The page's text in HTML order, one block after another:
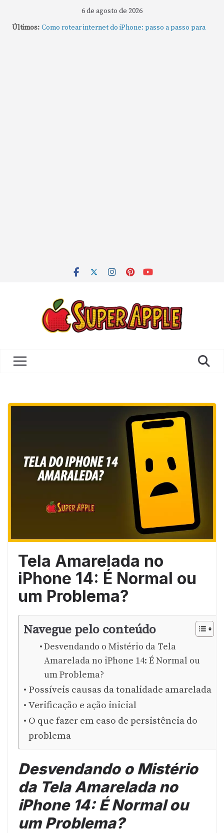
6 de agosto de 2026
Últimos: Como rotear internet do iPhone: passo a passo para
Tela Amarelada no
iPhone 14: É Normal ou
um Problema?
Navegue pelo conteúdo
Desvendando o Mistério da Tela
Amarelada no iPhone 14: É Normal ou
um Problema?
Possíveis causas da tonalidade amarelada
Verificação e ação inicial
O que fazer em caso de persistência do
problema
Desvendando o Mistério
da Tela Amarelada no
iPhone 14: É Normal ou
um Problema?